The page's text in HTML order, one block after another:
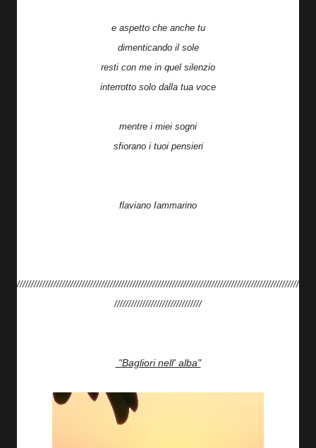
e aspetto che anche tu
dimenticando il sole
resti con me in quel silenzio
interrotto solo dalla tua voce
mentre i miei sogni
sfiorano i tuoi pensieri
flaviano Iammarino
////////////////////////////////////////////////////////////////////////////////////////////////////
///////////////////////////////
"Bagliori nell' alba"